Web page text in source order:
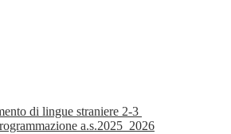
di lingue straniere 2-3
a.s.2025_2026